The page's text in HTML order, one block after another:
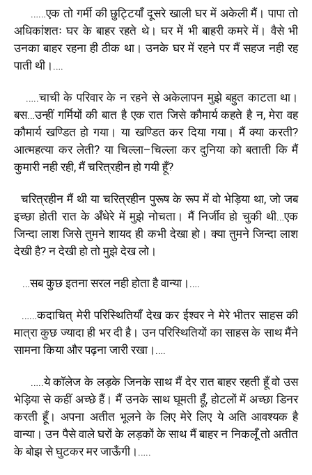
……एक तो गर्मी की छुट्टियाँ दूसरे खाली घर में अकेली मैं। पापा तो
अधिकांशतः घर के बाहर रहते थे। घर में भी बाहरी कमरे में। वैसे भी
उनका बाहर रहना ही ठीक था। उनके घर में रहने पर मैं सहज नही रह
पाती थी। ….
…..चाची के परिवार के न रहने से अकेलापन मुझे बहुत काटता था।
बस…उन्हीं गर्मियों की बात है एक रात जिसे कौमार्य कहते है न,मेरा वह
कौमार्य खण्डित हो गया। या खण्डित कर दिया गया। मैं क्या करती?
आत्महत्या कर लेती?या चिल्ला–चिल्ला कर दुनिया को बताती कि मैं
कुमारी नही रही,मैं चरित्रहीन हो गयी हूँ?
चरित्रहीन मैं थी या चरित्रहीन पुरूष के रूप में वो भेड़िया था,जो जब
इच्छा होती रात के अँधेरे में मुझे नोचता। मैं निर्जीव हो चुकी थी…एक
जिन्दा लाश जिसे तुमने शायद ही कभी देखा हो। क्या तुमने जिन्दा लाश
देखी है?न देखी हो तो मुझे देख लो।
…सब कुछ इतना सरल नही होता है वान्या। ….
……कदाचित् मेरी परिस्थितियाँ देख कर ईश्वर ने मेरे भीतर साहस की
मात्रा कुछ ज्यादा ही भर दी है। उन परिस्थितियों का साहस के साथ मैंने
सामना किया और पढ़ना जारी रखा। ….
…..ये काॅलेज के लड़के जिनके साथ मैं देर रात बाहर रहती हूँ वो उस
भेड़िया से कहीं अच्छे हैं। मैं उनके साथ घूमती हूँ,होटलों में अच्छा डिनर
करती हूँ। अपना अतीत भूलने के लिए मेरे लिए ये अति आवश्यक है
वान्या। उन पैसे वाले घरों के लड़कों के साथ मैं बाहर न निकलूँ तो अतीत
के बोझ से घुटकर मर जाऊँगी। …..